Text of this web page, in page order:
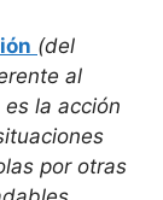
(del
al
la acción
por otras